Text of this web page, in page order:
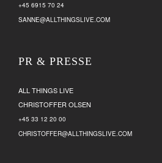
+45 6915 70 24
SANNE@ALLTHINGSLIVE.COM
PR & PRESSE
ALL THINGS LIVE
CHRISTOFFER OLSEN
+45 33 12 20 00
CHRISTOFFER@ALLTHINGSLIVE.COM